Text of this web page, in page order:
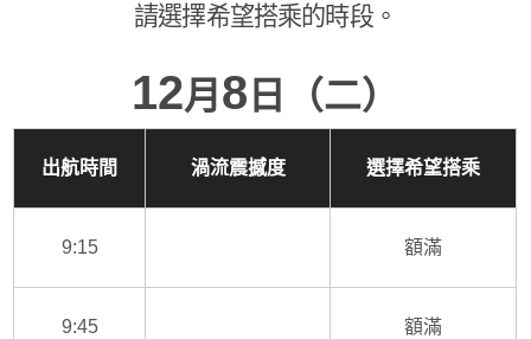
請選擇希望搭乘的時段。
12月 8 日（二）
出航時間 渦流震撼度 選擇希望搭乘
9:15 額滿
9:45 額滿